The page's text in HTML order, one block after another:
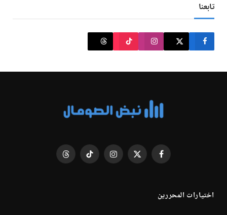
تابعنا
فيسبوك X
الانستغرامتيكتوك Threads
اختيارات المحررين